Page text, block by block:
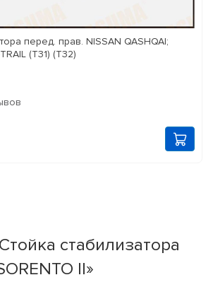
перед. прав. NISSAN QASHQAI;
(T31) (T32)
стабилизатора
II»